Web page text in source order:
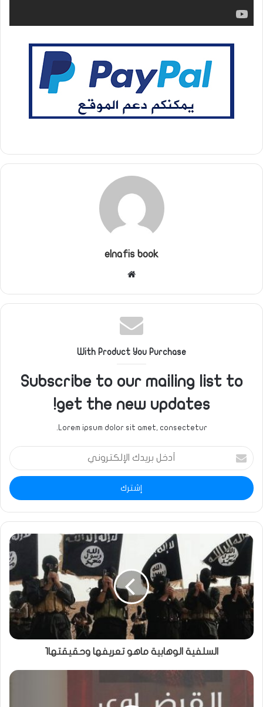
elnafis book
With Product You Purchase
Subscribe to our mailing list to
get the new updates!
Lorem ipsum dolor sit amet, consectetur.
أدخل
بريدك
الإلكتروني
السلفية الوهابية ماهو تعريفها وحقيقتها1